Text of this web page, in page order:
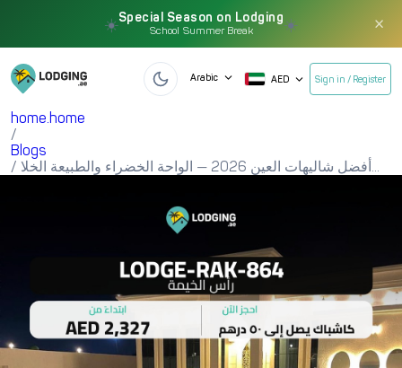
☀️Special Season on Lodging
School Summer Break ☀️ ×
Arabic AED Sign in / Register
home.home
/
Blogs
/
أفضل شاليهات العين 2026 — الواحة الخضراء والطبيعة الخلا...